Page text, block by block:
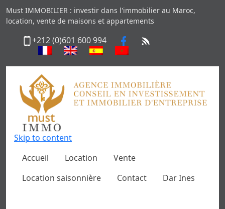
Must IMMOBILIER : investir dans l'immobilier au Maroc,
location, vente de maisons et appartements
+212 (0)601 600 994
Skip to content
Accueil
Location
Vente
Location saisonnière
Contact Dar Ines